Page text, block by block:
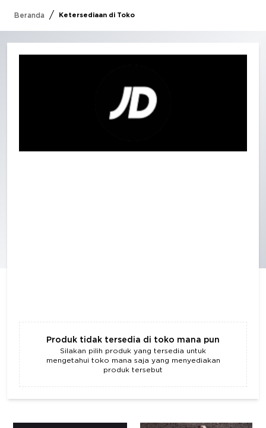
Beranda / Ketersediaan di Toko
Produk tidak tersedia di toko mana pun
Silakan pilih produk yang tersedia untuk
mengetahui toko mana saja yang menyediakan
produk tersebut